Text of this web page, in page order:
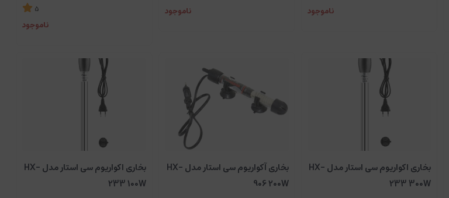
ناموجود ناموجود 5
ناموجود
بخاری اکواریوم سی استار مدل HX-
233 300W
بخاری آکواریوم سی استار مدل HX-
906 200W
بخاری اکواریوم سی استار مدل HX-
233 100W